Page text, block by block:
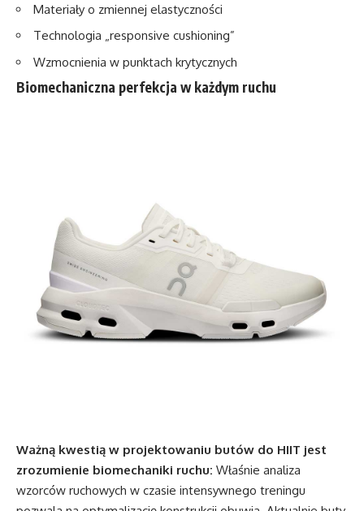
Materiały o zmiennej elastyczności
Technologia „responsive cushioning”
Wzmocnienia w punktach krytycznych
Biomechaniczna perfekcja w każdym ruchu
Ważną kwestią w projektowaniu butów do HIIT jest
zrozumienie biomechaniki ruchu: Właśnie analiza
wzorców ruchowych w czasie intensywnego treningu